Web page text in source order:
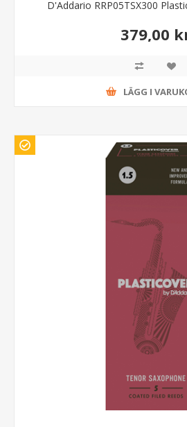
D'Addario RRP05TSX300
379,00
LÄGG I